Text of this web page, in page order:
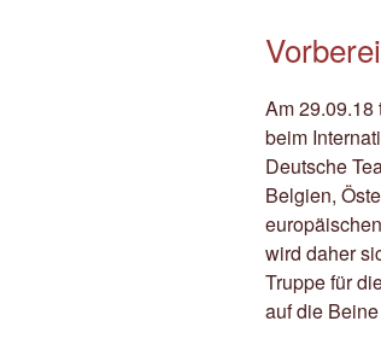
Am 29.09.18
beim
Deutsche
Belgien,
wird daher
Truppe für
auf die